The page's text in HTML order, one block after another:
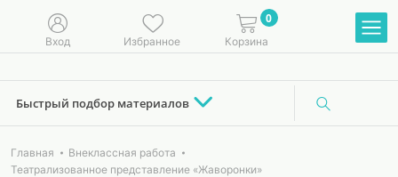
Вход Избранное
0
Корзина
Быстрый подбор материалов
Главная
Внеклассная работа
Театрализованное представление «Жаворонки»